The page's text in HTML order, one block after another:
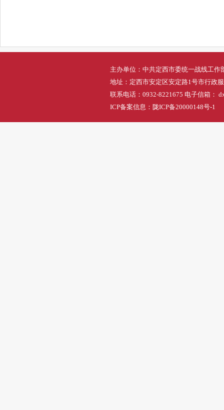
主办单位：中共定西市委统一战线工作
地址：定西市安定区安定路1号市行政
联系电话：0932-8221675 电子信箱：
ICP备案信息： 陇ICP备20000148号-1